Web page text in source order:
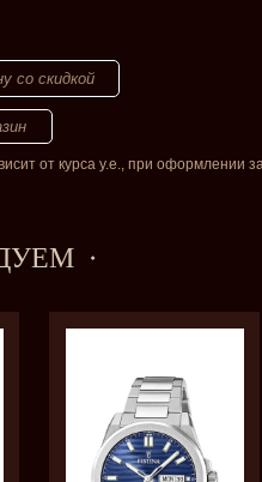
со скидкой
от курса у.е., при оформлении